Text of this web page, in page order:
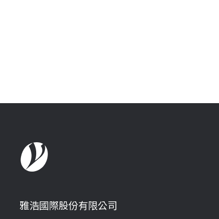
雅浩國際股份有限公司